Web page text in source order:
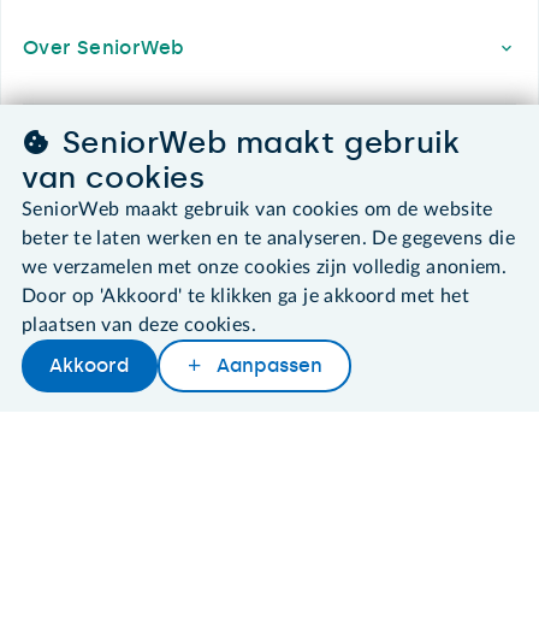
Later lezen Delen Woordenboek
Over SeniorWeb
SeniorWeb.
De computerhulp voor u.
030 - 276 99 65
leden@seniorweb.nl
©2026 SeniorWeb
SeniorWeb maakt gebruik
van cookies
SeniorWeb maakt gebruik van cookies om de website
beter te laten werken en te analyseren. De gegevens die
we verzamelen met onze cookies zijn volledig anoniem.
Door op 'Akkoord' te klikken ga je akkoord met het
plaatsen van deze cookies.
Akkoord Aanpassen